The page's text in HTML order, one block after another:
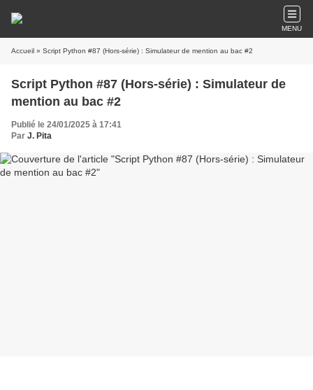
MENU
Accueil » Script Python #87 (Hors-série) : Simulateur de mention au bac #2
Script Python #87 (Hors-série) : Simulateur de
mention au bac #2
Publié le 24/01/2025 à 17:41
Par J. Pita